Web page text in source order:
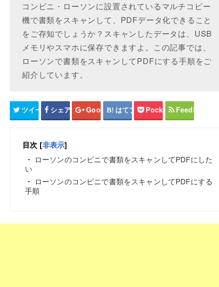
コンビニ・ローソンに設置されているマルチコピー
機で書類をスキャンして、PDFデータ化できること
をご存知でしょうか？スキャンしたデータは、USB
メモリやスマホに保存できますよ。この記事では、
ローソンで書類をスキャンしてPDFにする手順をご
紹介しています。
ツイート シェア Google+ はてブ Pocket Feedly
目次 [非表示]
ローソンのコンビニで書類をスキャンしてPDFにした
い
ローソンのコンビニで書類をスキャンしてPDFにする
手順